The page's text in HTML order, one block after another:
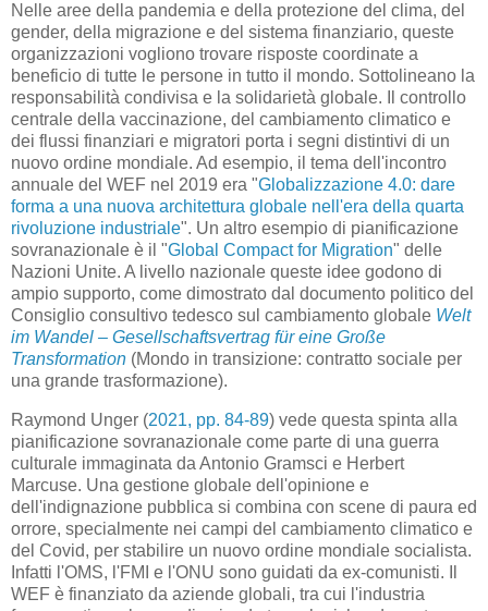
Nelle aree della pandemia e della protezione del clima, del
gender, della migrazione e del sistema finanziario, queste
organizzazioni vogliono trovare risposte coordinate a
beneficio di tutte le persone in tutto il mondo. Sottolineano la
responsabilità condivisa e la solidarietà globale. Il controllo
centrale della vaccinazione, del cambiamento climatico e
dei flussi finanziari e migratori porta i segni distintivi di un
nuovo ordine mondiale. Ad esempio, il tema dell'incontro
annuale del WEF nel 2019 era "Globalizzazione 4.0: dare
forma a una nuova architettura globale nell'era della quarta
rivoluzione industriale". Un altro esempio di pianificazione
sovranazionale è il "Global Compact for Migration" delle
Nazioni Unite. A livello nazionale queste idee godono di
ampio supporto, come dimostrato dal documento politico del
Consiglio consultivo tedesco sul cambiamento globale Welt
im Wandel – Gesellschaftsvertrag für eine Große
Transformation (Mondo in transizione: contratto sociale per
una grande trasformazione).
Raymond Unger (2021, pp. 84-89) vede questa spinta alla
pianificazione sovranazionale come parte di una guerra
culturale immaginata da Antonio Gramsci e Herbert
Marcuse. Una gestione globale dell'opinione e
dell'indignazione pubblica si combina con scene di paura ed
orrore, specialmente nei campi del cambiamento climatico e
del Covid, per stabilire un nuovo ordine mondiale socialista.
Infatti l'OMS, l'FMI e l'ONU sono guidati da ex-comunisti. Il
WEF è finanziato da aziende globali, tra cui l'industria